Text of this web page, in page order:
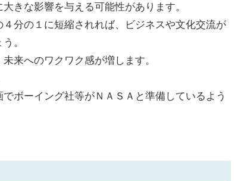
きな影響を与える可能性があります。
分の１に短縮されれば、ビジネスや文化交流が
。
来へのワクワク感が増します。
ボーイング社等がＮＡＳＡと準備しているよう